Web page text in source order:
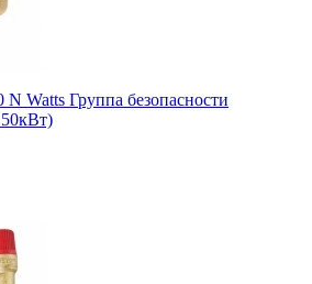
Watts Группа безопасности